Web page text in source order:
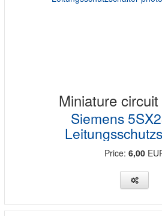
Miniature
Siemens
Price: 6,00